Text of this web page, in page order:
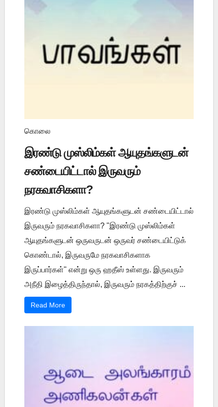
கொலை
இரண்டு முஸ்லிம்கள் ஆயுதங்களுடன்
சண்டையிட்டால் இருவரும்
நரகவாசிகளா?
இரண்டு முஸ்லிம்கள் ஆயுதங்களுடன் சண்டையிட்டால்
இருவரும் நரகவாசிகளா? "இரண்டு முஸ்லிம்கள்
ஆயுதங்களுடன் ஒருவருடன் ஒருவர் சண்டையிட்டுக்
கொண்டால், இருவருமே நரகவாசிகளாக
இருப்பார்கள்" என்று ஒரு ஹதீஸ் உள்ளது. இருவரும்
அநீதி இழைத்திருந்தால், இருவரும் நரகத்திற்குச் ...
Read More